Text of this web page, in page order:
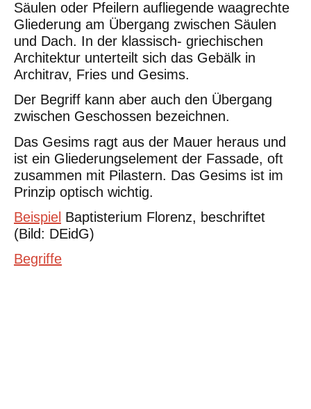
Säulen oder Pfeilern aufliegende waagrechte
Gliederung am Übergang zwischen Säulen
und Dach. In der klassisch- griechischen
Architektur unterteilt sich das Gebälk in
Architrav, Fries und Gesims.
Der Begriff kann aber auch den Übergang
zwischen Geschossen bezeichnen.
Das Gesims ragt aus der Mauer heraus und
ist ein Gliederungselement der Fassade, oft
zusammen mit Pilastern. Das Gesims ist im
Prinzip optisch wichtig.
Beispiel Baptisterium Florenz, beschriftet
(Bild: DEidG)
Begriffe